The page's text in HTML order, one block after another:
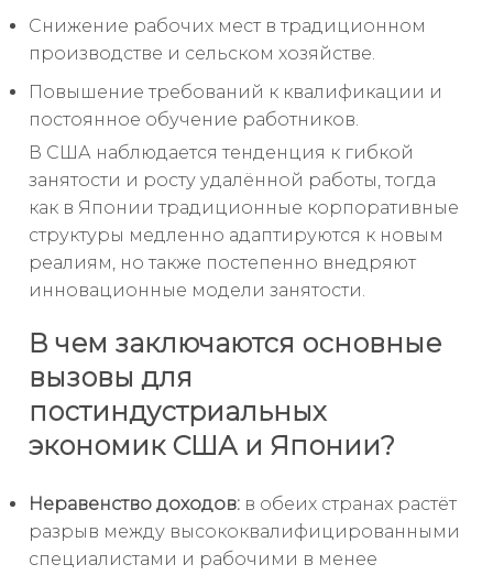
Снижение рабочих мест в традиционном
производстве и сельском хозяйстве.
Повышение требований к квалификации и
постоянное обучение работников.
В США наблюдается тенденция к гибкой
занятости и росту удалённой работы, тогда
как в Японии традиционные корпоративные
структуры медленно адаптируются к новым
реалиям, но также постепенно внедряют
инновационные модели занятости.
В чем заключаются основные
вызовы для
постиндустриальных
экономик США и Японии?
Неравенство доходов: в обеих странах растёт
разрыв между высококвалифицированными
специалистами и рабочими в менее